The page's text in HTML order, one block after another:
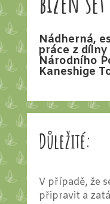
Nádherná,
práce z
Národního
Kaneshige
Důležité:
V případě, že
připravit a